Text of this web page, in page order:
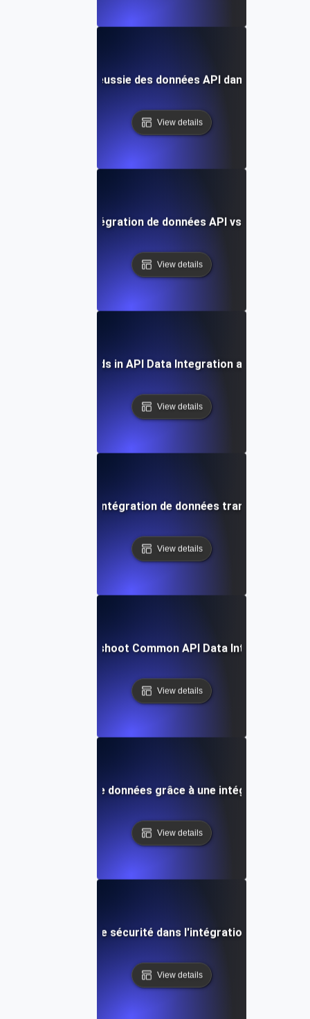
cas : Intégration réussie des données API dans les
View details
comparative : Intégration de données API vs Méthodes
View details
Future Trends in API Data Integration and Analytics
View details
réaliser une intégration de données transparente
View details
How to Troubleshoot Common API Data Integration
View details
des flux de données grâce à une intégration
View details
Considérations de sécurité dans l'intégration de
View details